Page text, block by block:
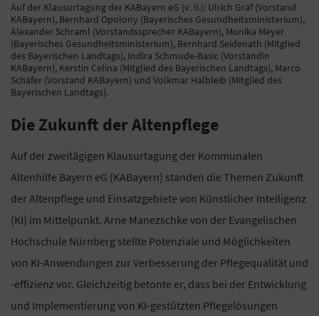
Auf der Klausurtagung der KABayern eG (v. li.): Ulrich Gräf (Vorstand
KABayern), Bernhard Opolony (Bayerisches Gesundheitsministerium),
Alexander Schraml (Vorstandssprecher KABayern), Monika Meyer
(Bayerisches Gesundheitsministerium), Bernhard Seidenath (Mitglied
des Bayerischen Landtags), Indira Schmude-Basic (Vorständin
KABayern), Kerstin Celina (Mitglied des Bayerischen Landtags), Marco
Schäfer (Vorstand KABayern) und Volkmar Halbleib (Mitglied des
Bayerischen Landtags).
Die Zukunft der Altenpflege
Auf der zweitägigen Klausurtagung der Kommunalen
Altenhilfe Bayern eG (KABayern) standen die Themen Zukunft
der Altenpflege und Einsatzgebiete von Künstlicher Intelligenz
(KI) im Mittelpunkt. Arne Manezschke von der Evangelischen
Hochschule Nürnberg stellte Potenziale und Möglichkeiten
von KI-Anwendungen zur Verbesserung der Pflegequalität und
-effizienz vor. Gleichzeitig betonte er, dass bei der Entwicklung
und Implementierung von KI-gestützten Pflegelösungen